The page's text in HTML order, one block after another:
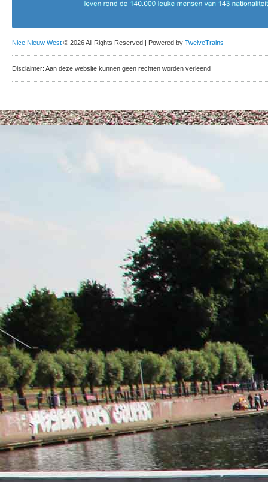
Nice Nieuw West © 2026 All Rights Reserved | Powered by TwelveTrains
Disclaimer: Aan deze website kunnen geen rechten worden verleend